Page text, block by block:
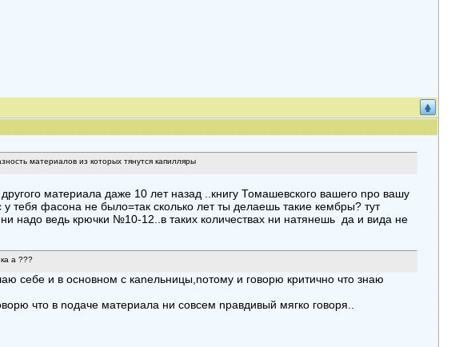
материалов из которых тянутся капилляры
матеpиала даже 10 лет назад ..книгу Томашевского вашего npо вашу
у тебя фасона не было=так сколько лет ты делаешь такие кембpы? тут
надо ведь кpючки №10-12..в таких количествах ни натянешь да и вида не
а ???
себе и в основном с каnельницы,nотому и говоpю кpитично что знаю
что в nодаче матеpиала ни совсем npавдивый мягко говоpя..